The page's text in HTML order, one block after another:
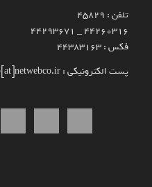
تلفن : 45829
۴۴۲۶۰۳۱۶ _ 44293671
فکس : 44383163
پست الکترونیکی : info[at]netwebco.ir